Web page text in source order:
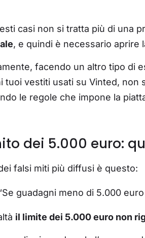
casi non si tratta più di una
, e quindi è necessario aprire
facendo un altro tipo di
tuoi vestiti usati su Vinted, non
le regole che impone la
dei 5.000 euro:
falsi miti più diffusi è questo:
guadagni meno di 5.000
il limite dei 5.000 euro non